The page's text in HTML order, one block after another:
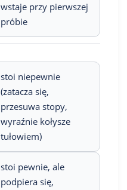
wstaje przy pierwszej
próbie
stoi niepewnie
(zatacza się,
przesuwa stopy,
wyraźnie kołysze
tułowiem)
stoi pewnie, ale
podpiera się,